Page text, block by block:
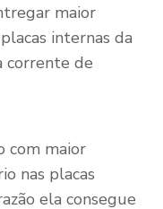
maior
internas da
corrente de
com maior
nas placas
ela consegue